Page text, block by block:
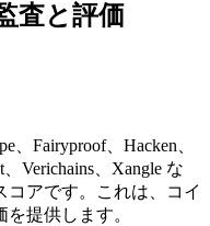
査と評価
、Fairyproof、Hacken、
Verichains、Xangle な
コアです。これは、コイ
提供します。